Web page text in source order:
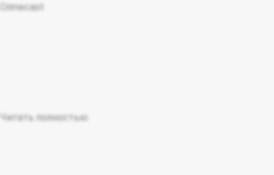
Crimecast
Читать полностью